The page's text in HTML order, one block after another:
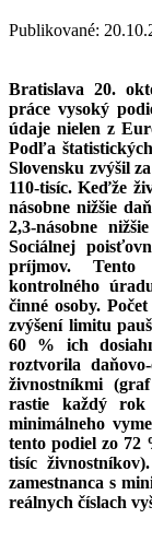
Publikované:
Bratislava 20.
práce vysoký
údaje nielen z
Podľa
Slovensku zvýšil
110-tisíc. Keďže
násobne nižšie
2,3-násobne
Sociálnej
príjmov. Tento
kontrolného
činné osoby.
zvýšení limitu
60 % ich
roztvorila
živnostníkmi
rastie každý rok
minimálneho
tento podiel zo 72
tisíc
zamestnanca s
reálnych číslach